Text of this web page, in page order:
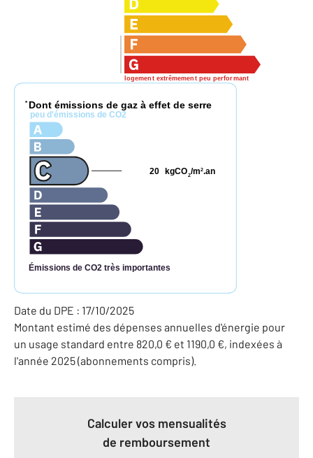
logement extrêmement peu performant
* Dont émissions de gaz à effet de serre
peu d'émissions de CO2
Émissions de CO2 très importantes
kgCO2/m2.an
20
Date du DPE : 17/10/2025
Montant estimé des dépenses annuelles d'énergie pour
un usage standard entre 820,0 € et 1190,0 €, indexées à
l'année 2025 (abonnements compris).
Calculer vos mensualités
de remboursement